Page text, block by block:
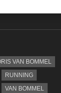
VAN BOMMEL
RUNNING
VAN BOMMEL